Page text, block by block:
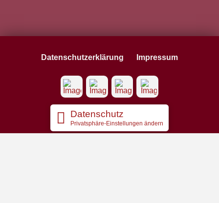
Datenschutzerklärung Impressum
Datenschutz
Privatsphäre-Einstellungen ändern